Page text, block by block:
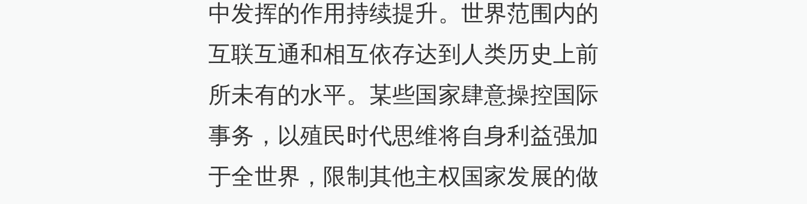
中发挥的作用持续提升。世界范围内的
互联互通和相互依存达到人类历史上前
所未有的水平。某些国家肆意操控国际
事务，以殖民时代思维将自身利益强加
于全世界，限制其他主权国家发展的做